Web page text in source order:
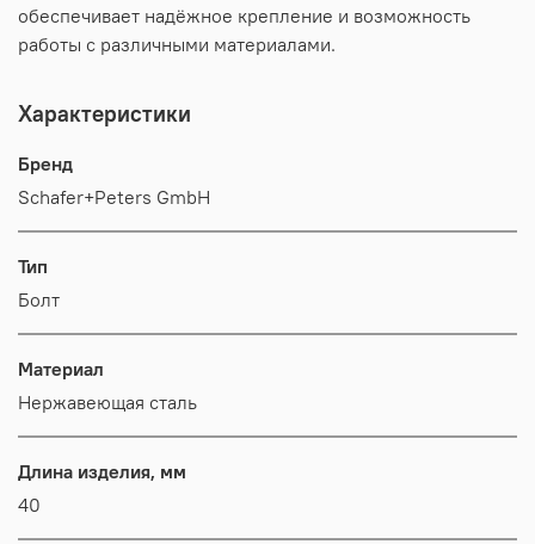
обеспечивает надёжное крепление и возможность
работы с различными материалами.
Характеристики
Бренд
Schafer+Peters GmbH
Тип
Болт
Материал
Нержавеющая сталь
Длина изделия, мм
40